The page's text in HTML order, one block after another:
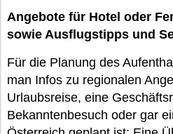
Angebote für Hotel oder
sowie Ausflugstipps und
Für die Planung des
man Infos zu regionalen
Urlaubsreise, eine
Bekanntenbesuch oder gar